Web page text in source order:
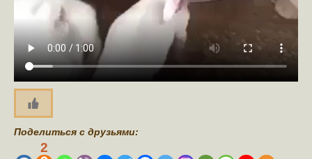
Поделиться с друзьями:
2